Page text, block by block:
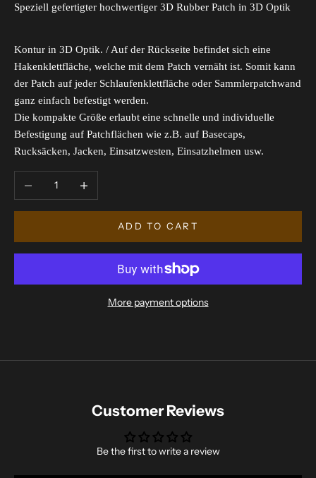
Speziell gefertigter hochwertiger 3D Rubber Patch in 3D Optik
Kontur in 3D Optik. / Auf der Rückseite befindet sich eine
Hakenklettfläche, welche mit dem Patch vernäht ist. Somit kann
der Patch auf jeder Schlaufenklettfläche oder Sammlerpatchwand
ganz einfach befestigt werden.
Die kompakte Größe erlaubt eine schnelle und individuelle
Befestigung auf Patchflächen wie z.B. auf Basecaps,
Rucksäcken, Jacken, Einsatzwesten, Einsatzhelmen usw.
Decrease quantityIncrease quantity
ADD TO CART
More payment options
Customer Reviews
Be the first to write a review